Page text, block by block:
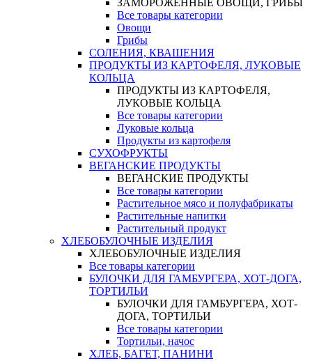
ЗАМОРОЖЕННЫЕ ОВОЩИ, ГРИБЫ
Все товары категории
Овощи
Грибы
СОЛЕНИЯ, КВАШЕНИЯ
ПРОДУКТЫ ИЗ КАРТОФЕЛЯ, ЛУКОВЫЕ
КОЛЬЦА
ПРОДУКТЫ ИЗ КАРТОФЕЛЯ,
ЛУКОВЫЕ КОЛЬЦА
Все товары категории
Луковые кольца
Продукты из картофеля
СУХОФРУКТЫ
ВЕГАНСКИЕ ПРОДУКТЫ
ВЕГАНСКИЕ ПРОДУКТЫ
Все товары категории
Растительное мясо и полуфабрикаты
Растительные напитки
Растительный продукт
ХЛЕБОБУЛОЧНЫЕ ИЗДЕЛИЯ
ХЛЕБОБУЛОЧНЫЕ ИЗДЕЛИЯ
Все товары категории
БУЛОЧКИ ДЛЯ ГАМБУРГЕРА, ХОТ-ДОГА,
ТОРТИЛЬИ
БУЛОЧКИ ДЛЯ ГАМБУРГЕРА, ХОТ-
ДОГА, ТОРТИЛЬИ
Все товары категории
Тортильи, начос
ХЛЕБ, БАГЕТ, ПАНИНИ